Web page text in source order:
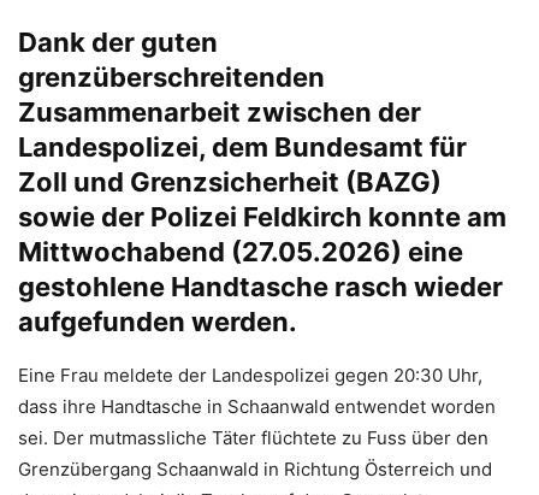
Dank der guten
grenzüberschreitenden
Zusammenarbeit zwischen der
Landespolizei, dem Bundesamt für
Zoll und Grenzsicherheit (BAZG)
sowie der Polizei Feldkirch konnte am
Mittwochabend (27.05.2026) eine
gestohlene Handtasche rasch wieder
aufgefunden werden.
Eine Frau meldete der Landespolizei gegen 20:30 Uhr,
dass ihre Handtasche in Schaanwald entwendet worden
sei. Der mutmassliche Täter flüchtete zu Fuss über den
Grenzübergang Schaanwald in Richtung Österreich und